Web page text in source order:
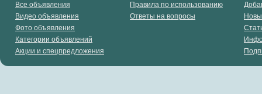
Все объявления
Видео объявления
Фото объявления
Категории объявлений
Акции и спецпредложения
Правила по использованию
Ответы на вопросы